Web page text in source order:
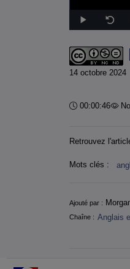
Lecture
Seek
back
14 octobre 2024
Durée :
00:00:46
Retrouvez
Mots clés :
Ajouté par :
Chaîne : Anglais